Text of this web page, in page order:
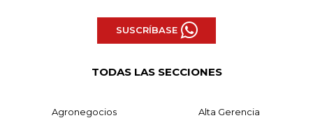
SUSCRÍBASE
TODAS LAS SECCIONES
Agronegocios Alta Gerencia